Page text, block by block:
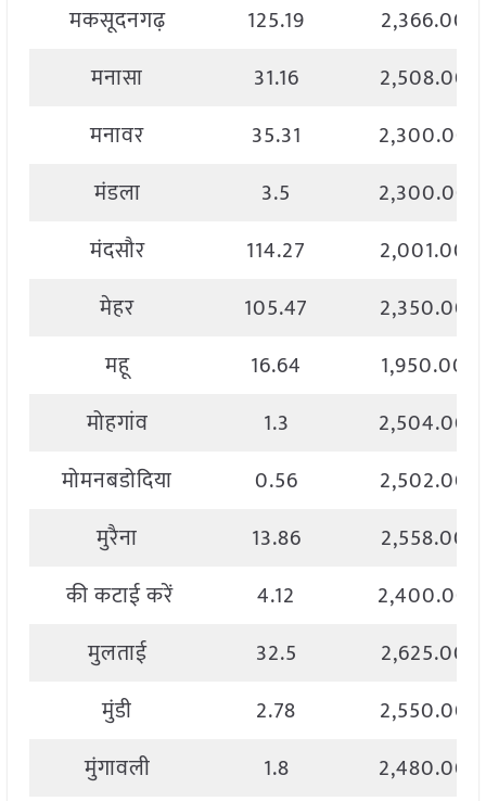
मकसूदनगढ़
125.19
2,366.00
मनासा
31.16
2,508.00
मनावर
35.31
2,300.00
मंडला
3.5
2,300.00
मंदसौर
114.27
2,001.00
मेहर
105.47
2,350.00
महू
16.64
1,950.00
मोहगांव
1.3
2,504.00
मोमनबडोदिया
0.56
2,502.00
मुरैना
13.86
2,558.00
की कटाई करें
4.12
2,400.00
मुलताई
32.5
2,625.00
मुंडी
2.78
2,550.00
मुंगावली
1.8
2,480.00